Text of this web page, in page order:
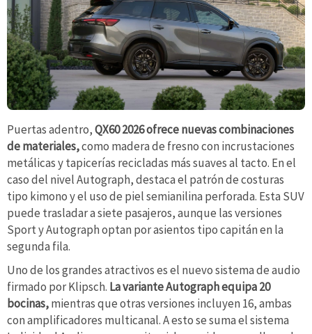
Puertas adentro,QX60 2026 ofrece nuevas combinaciones
de materiales,como madera de fresno con incrustaciones
metálicas y tapicerías recicladas más suaves al tacto. En el
caso del nivel Autograph, destaca el patrón de costuras
tipo kimono y el uso de piel semianilina perforada. Esta SUV
puede trasladar a siete pasajeros, aunque las versiones
Sport y Autograph optan por asientos tipo capitán en la
segunda fila.
Uno de los grandes atractivos es el nuevo sistema de audio
firmado por Klipsch. La variante Autograph equipa 20
bocinas,mientras que otras versiones incluyen 16, ambas
con amplificadores multicanal. A esto se suma el sistema